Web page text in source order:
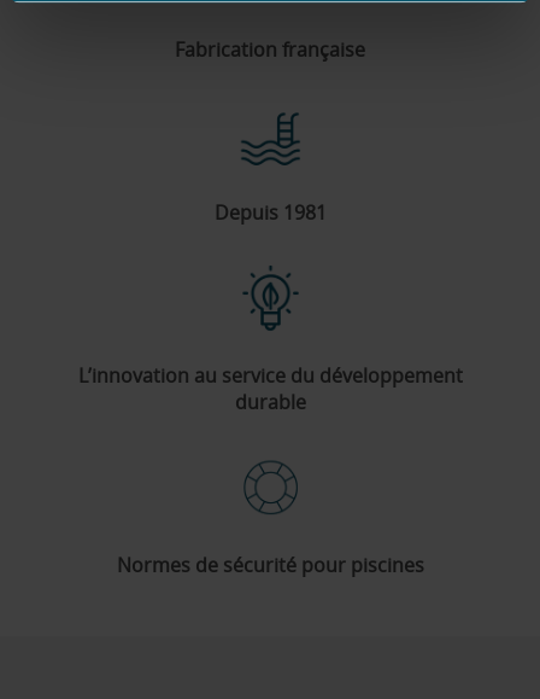
Fabrication française
Depuis 1981
L’innovation au service du développement
durable
Normes de sécurité pour piscines